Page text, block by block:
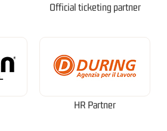
Official ticketing partner
HR Partner